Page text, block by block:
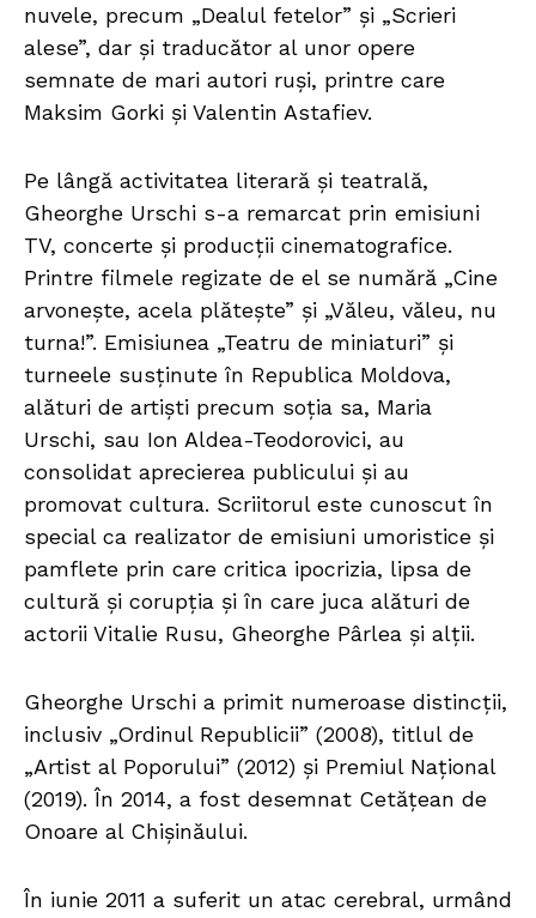
nuvele, precum „Dealul fetelor” și „Scrieri
alese”, dar și traducător al unor opere
semnate de mari autori ruși, printre care
Maksim Gorki și Valentin Astafiev.
Pe lângă activitatea literară și teatrală,
Gheorghe Urschi s-a remarcat prin emisiuni
TV, concerte și producții cinematografice.
Printre filmele regizate de el se numără „Cine
arvonește, acela plătește” și „Văleu, văleu, nu
turna!”. Emisiunea „Teatru de miniaturi” și
turneele susținute în Republica Moldova,
alături de artiști precum soția sa, Maria
Urschi, sau Ion Aldea-Teodorovici, au
consolidat aprecierea publicului și au
promovat cultura. Scriitorul este cunoscut în
special ca realizator de emisiuni umoristice și
pamflete prin care critica ipocrizia, lipsa de
cultură și corupția și în care juca alături de
actorii Vitalie Rusu, Gheorghe Pârlea și alții.
Gheorghe Urschi a primit numeroase distincții,
inclusiv „Ordinul Republicii” (2008), titlul de
„Artist al Poporului” (2012) și Premiul Național
(2019). În 2014, a fost desemnat Cetățean de
Onoare al Chișinăului.
În iunie 2011 a suferit un atac cerebral, urmând